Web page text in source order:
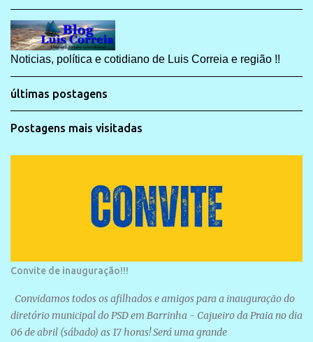
Noticias, política e cotidiano de Luis Correia e região !!
últimas postagens
Postagens mais visitadas
Convite de inauguração!!!
Convidamos todos os afilhados e amigos para a inauguração do
diretório municipal do PSD em Barrinha - Cajueiro da Praia no dia
06 de abril (sábado) as 17 horas! Será uma grande